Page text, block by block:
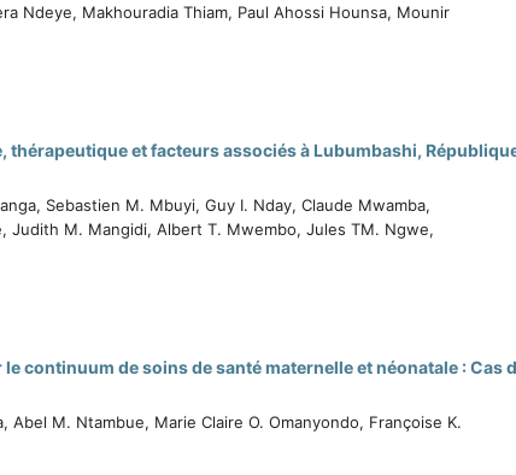
Ndeye, Makhouradia Thiam, Paul Ahossi Hounsa, Mounir
et facteurs associés à Lubumbashi,
Sebastien M. Mbuyi, Guy I. Nday, Claude Mwamba,
Judith M. Mangidi, Albert T. Mwembo, Jules TM. Ngwe,
continuum de soins de santé maternelle et néonatale : Cas
Abel M. Ntambue, Marie Claire O. Omanyondo, Françoise K.